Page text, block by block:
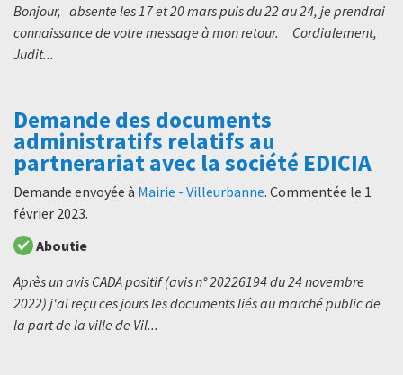
Bonjour, absente les 17 et 20 mars puis du 22 au 24, je prendrai
connaissance de votre message à mon retour. Cordialement,
Judit...
Demande des documents
administratifs relatifs au
partnerariat avec la société EDICIA
Demande envoyée à Mairie - Villeurbanne. Commentée le 1
février 2023.
Aboutie
Après un avis CADA positif (avis n° 20226194 du 24 novembre
2022) j'ai reçu ces jours les documents liés au marché public de
la part de la ville de Vil...